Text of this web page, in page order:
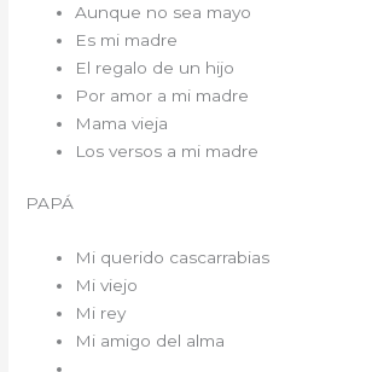
Aunque no sea mayo
Es mi madre
El regalo de un hijo
Por amor a mi madre
Mama vieja
Los versos a mi madre
PAPÁ
Mi querido cascarrabias
Mi viejo
Mi rey
Mi amigo del alma